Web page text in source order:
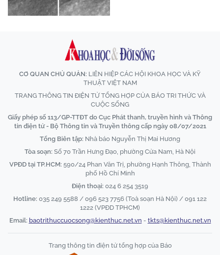
CƠ QUAN CHỦ QUẢN: LIÊN HIỆP CÁC HỘI KHOA HỌC VÀ KỸ
THUẬT VIỆT NAM
TRANG THÔNG TIN ĐIỆN TỬ TỔNG HỢP CỦA BÁO TRI THỨC VÀ
CUỘC SỐNG
Giấy phép số 113/GP-TTĐT do Cục Phát thanh, truyền hình và Thông
tin điện tử - Bộ Thông tin và Truyền thông cấp ngày 08/07/2021
Tổng Biên tập: Nhà báo Nguyễn Thị Mai Hương
Tòa soạn: Số 70 Trần Hưng Đạo, phường Cửa Nam, Hà Nội
VPĐD tại TP.HCM: 590/24 Phan Văn Trị, phường Hạnh Thông, Thành
phố Hồ Chí Minh
Điện thoại: 024 6 254 3519
Hotline: 035 249 5588 / 096 523 7756 (Toà soạn Hà Nội) / 091 122
1222 (VPĐD TPHCM)
Email: baotrithuccuocsong@kienthuc.net.vn - tkts@kienthuc.net.vn
Trang thông tin điện tử tổng hợp của Báo